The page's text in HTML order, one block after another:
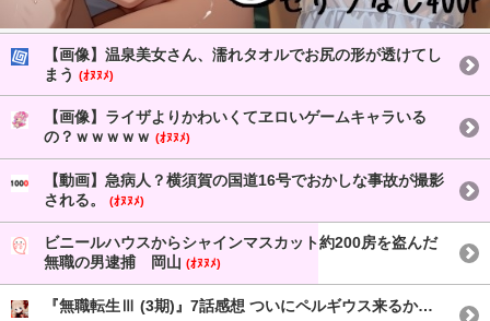
【画像】温泉美女さん、濡れタオルでお尻の形が透けてし
まう (ｵﾇﾇﾒ)
【画像】ライザよりかわいくてヱロいゲームキャラいる
の？ｗｗｗｗｗ (ｵﾇﾇﾒ)
【動画】急病人？横須賀の国道16号でおかしな事故が撮影
される。
(ｵﾇﾇﾒ)
ビニールハウスからシャインマスカット約200房を盗んだ
無職の男逮捕 岡山 (ｵﾇﾇﾒ)
『無職転生Ⅲ (3期)』7話感想 ついにペルギウス来るか…